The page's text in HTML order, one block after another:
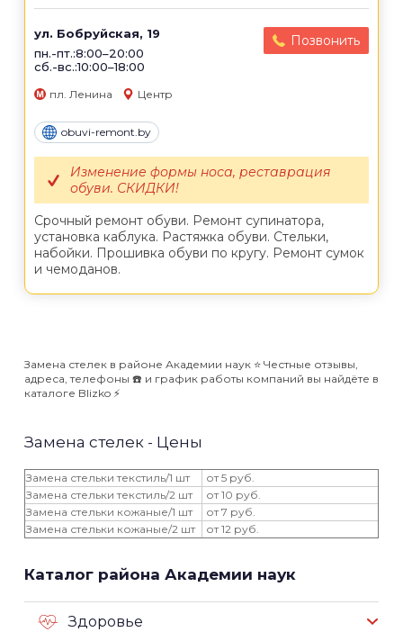
ул. Бобруйская, 19
пн.-пт.:8:00–20:00
сб.-вс.:10:00–18:00
Позвонить
пл. Ленина Центр
obuvi-remont.by
Срочный ремонт обуви. Ремонт супинатора,
установка каблука. Растяжка обуви. Стельки,
набойки. Прошивка обуви по кругу. Ремонт сумок
и чемоданов.
Изменение формы носа, реставрация
обуви. СКИДКИ!
Замена стелек в районе Академии наук ⭐️ Честные отзывы,
адреса, телефоны ☎️ и график работы компаний вы найдёте в
каталоге Blizko ⚡️
Замена стелек - Цены
Замена стельки текстиль/1 шт
от 5 руб.
Замена стельки текстиль/2 шт
от 10 руб.
Замена стельки кожаные/1 шт
от 7 руб.
Замена стельки кожаные/2 шт
от 12 руб.
Каталог района Академии наук
Здоровье